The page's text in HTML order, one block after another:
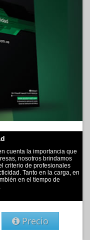
cuenta la importancia que
nosotros brindamos
criterio de profesionales
Tanto en la carga, en
en el tiempo de
Precio